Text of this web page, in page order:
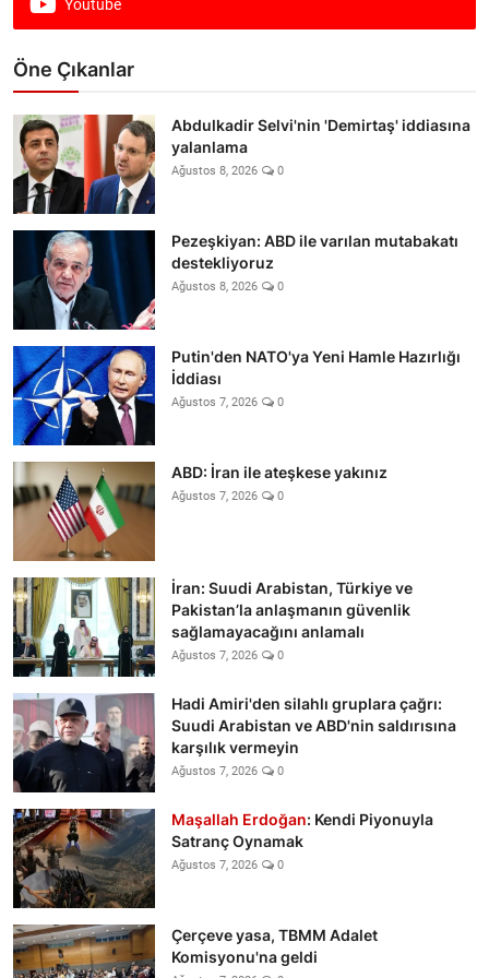
Youtube
Öne Çıkanlar
Abdulkadir Selvi'nin 'Demirtaş' iddiasına
yalanlama
Ağustos 8, 2026 0
Pezeşkiyan: ABD ile varılan mutabakatı
destekliyoruz
Ağustos 8, 2026 0
Putin'den NATO'ya Yeni Hamle Hazırlığı
İddiası
Ağustos 7, 2026 0
ABD: İran ile ateşkese yakınız
Ağustos 7, 2026 0
İran: Suudi Arabistan, Türkiye ve
Pakistan’la anlaşmanın güvenlik
sağlamayacağını anlamalı
Ağustos 7, 2026 0
Hadi Amiri'den silahlı gruplara çağrı:
Suudi Arabistan ve ABD'nin saldırısına
karşılık vermeyin
Ağustos 7, 2026 0
Maşallah Erdoğan: Kendi Piyonuyla
Satranç Oynamak
Ağustos 7, 2026 0
Çerçeve yasa, TBMM Adalet
Komisyonu'na geldi